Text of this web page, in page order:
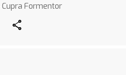
Cupra Formentor
Share